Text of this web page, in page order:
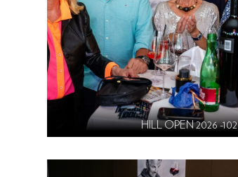
HILL OPEN 2026 -102